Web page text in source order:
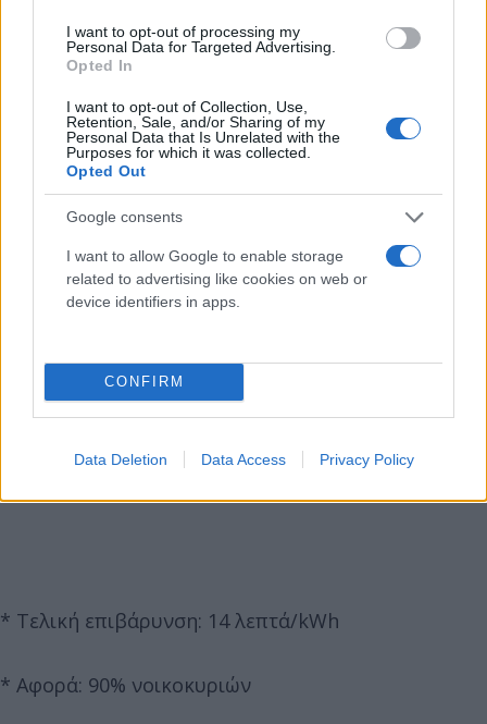
I want to opt-out of processing my
Personal Data for Targeted Advertising.
Opted In
I want to opt-out of Collection, Use,
Retention, Sale, and/or Sharing of my
Personal Data that Is Unrelated with the
Purposes for which it was collected.
Opted Out
Google consents
I want to allow Google to enable storage
related to advertising like cookies on web or
device identifiers in apps.
CONFIRM
Data Deletion Data Access Privacy Policy
* Τελική επιβάρυνση: 14 λεπτά/kWh
* Αφορά: 90% νοικοκυριών